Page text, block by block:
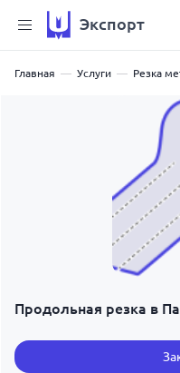
Экспорт
Главная Услуги Резка
Продольная резка в